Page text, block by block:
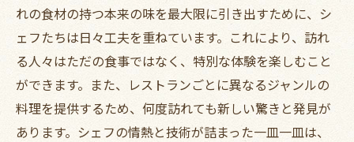
れの食材の持つ本来の味を最大限に引き出すために、シ
ェフたちは日々工夫を重ねています。これにより、訪れ
る人々はただの食事ではなく、特別な体験を楽しむこと
ができます。また、レストランごとに異なるジャンルの
料理を提供するため、何度訪れても新しい驚きと発見が
あります。シェフの情熱と技術が詰まった一皿一皿は、